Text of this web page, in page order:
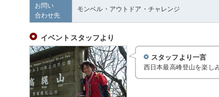
お問い
合わせ先
モンベル・アウトドア・チャレンジ
イベントスタッフより
スタッフより一言
西日本最高峰登山を楽し